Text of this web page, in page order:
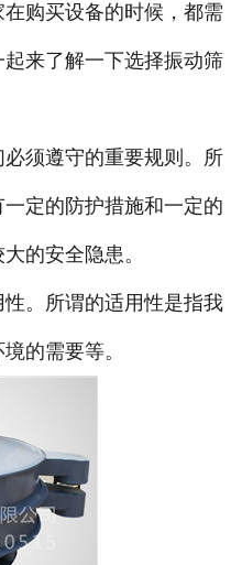
购买设备的时候，都需
来了解一下选择振动筛
须遵守的重要规则。所
定的防护措施和一定的
的安全隐患。
性。所谓的适用性是指我
的需要等。